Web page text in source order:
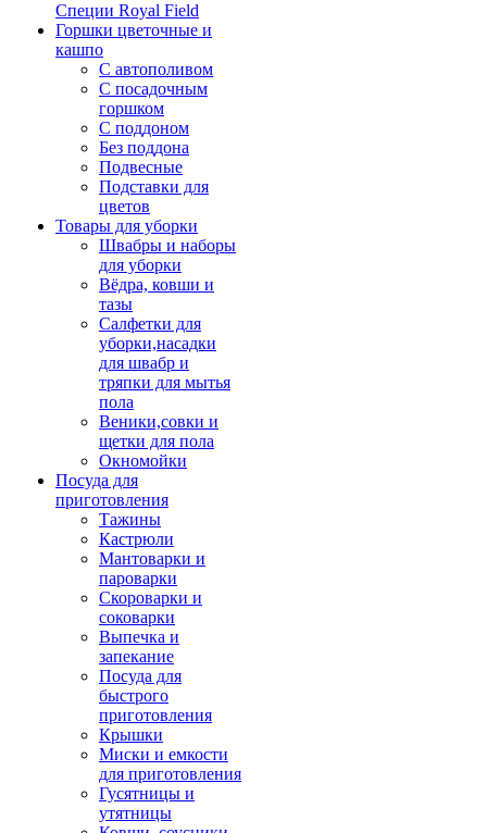
Специи Royal Field
Горшки цветочные и
кашпо
С автополивом
С посадочным
горшком
С поддоном
Без поддона
Подвесные
Подставки для
цветов
Товары для уборки
Швабры и наборы
для уборки
Вёдра, ковши и
тазы
Салфетки для
уборки,насадки
для швабр и
тряпки для мытья
пола
Веники,совки и
щетки для пола
Окномойки
Посуда для
приготовления
Тажины
Кастрюли
Мантоварки и
пароварки
Скороварки и
соковарки
Выпечка и
запекание
Посуда для
быстрого
приготовления
Крышки
Миски и емкости
для приготовления
Гусятницы и
утятницы